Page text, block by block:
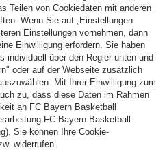
Schiedsrichter
Seniorenfußball